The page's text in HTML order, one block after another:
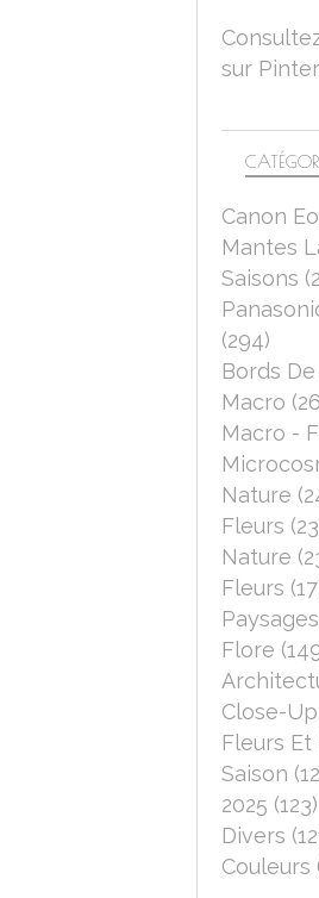
Canon
Mantes
Saisons
(294)
Bords
Macro
Macro -
Nature
Fleurs
Nature
Fleurs
Flore
Close-Up
Fleurs
Saison
2025 (123)
Divers
Couleurs
sur